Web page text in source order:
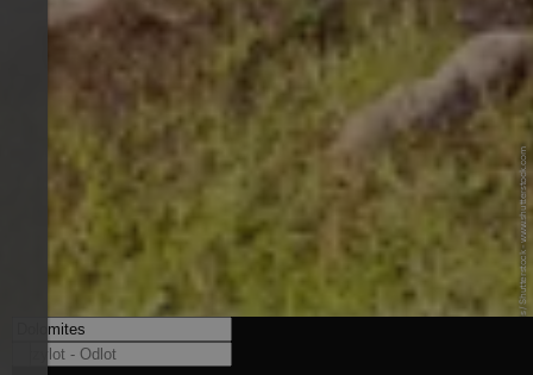
© Luboslav Tiles / Shutterstock - www.shutterstock.com